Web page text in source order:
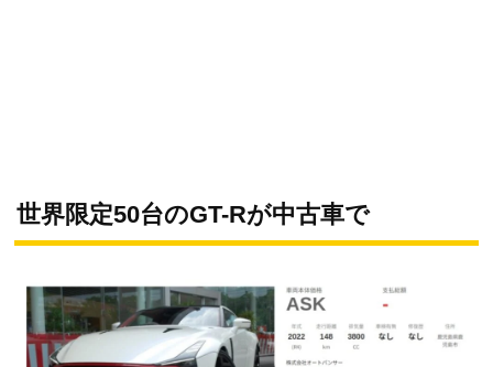
世界限定50台のGT-Rが中古車で